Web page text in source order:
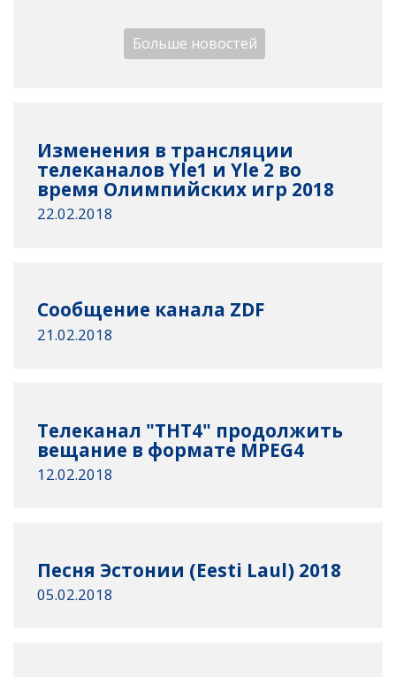
Больше новостей
Изменения в трансляции
телеканалов Yle1 и Yle 2 во
время Олимпийских игр 2018
22.02.2018
Сообщение канала ZDF
21.02.2018
Телеканал "ТНТ4" продолжить
вещание в формате MPEG4
12.02.2018
Песня Эстонии (Eesti Laul) 2018
05.02.2018